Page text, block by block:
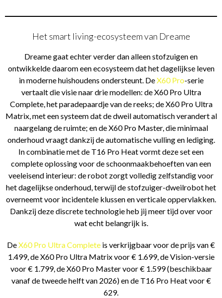
Het smart living-ecosysteem van Dreame
Dreame gaat echter verder dan alleen stofzuigen en
ontwikkelde daarom een ecosysteem dat het dagelijkse leven
in moderne huishoudens ondersteunt. DeX60 Pro-serie
vertaalt die visie naar drie modellen: de X60 Pro Ultra
Complete, het paradepaardje van de reeks; de X60 Pro Ultra
Matrix, met een systeem dat de dweil automatisch verandert al
naargelang de ruimte; en de X60 Pro Master, die minimaal
onderhoud vraagt dankzij de automatische vulling en lediging.
In combinatie met de T16 Pro Heat vormt deze set een
complete oplossing voor de schoonmaakbehoeften van een
veeleisend interieur: de robot zorgt volledig zelfstandig voor
het dagelijkse onderhoud, terwijl de stofzuiger-dweilrobot het
overneemt voor incidentele klussen en verticale oppervlakken.
Dankzij deze discrete technologie heb jij meer tijd over voor
wat echt belangrijk is.
DeX60 Pro Ultra Complete is verkrijgbaar voor de prijs van €
1.499, de X60 Pro Ultra Matrix voor € 1.699, de Vision-versie
voor € 1.799, de X60 Pro Master voor € 1.599 (beschikbaar
vanaf de tweede helft van 2026) en de T16 Pro Heat voor €
629.